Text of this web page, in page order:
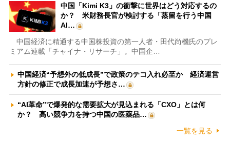
中国「Kimi K3」の衝撃に世界はどう対応するの
か？ 米財務長官が検討する「蒸留を行う中国
AI…
中国経済に精通する中国株投資の第一人者・田代尚機氏のプレ
ミアム連載「チャイナ・リサーチ」。中国企…
中国経済“予想外の低成長”で政策のテコ入れ必至か 経済運営
方針の修正で成長加速が予想さ…
“AI革命”で爆発的な需要拡大が見込まれる「CXO」とは何
か？ 高い競争力を持つ中国の医薬品…
一覧を見る